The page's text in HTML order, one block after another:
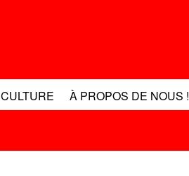
CULTURE À PROPOS DE NOUS !